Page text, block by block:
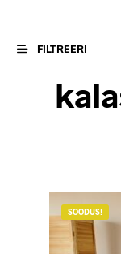
FILTREERI
SOODUS!